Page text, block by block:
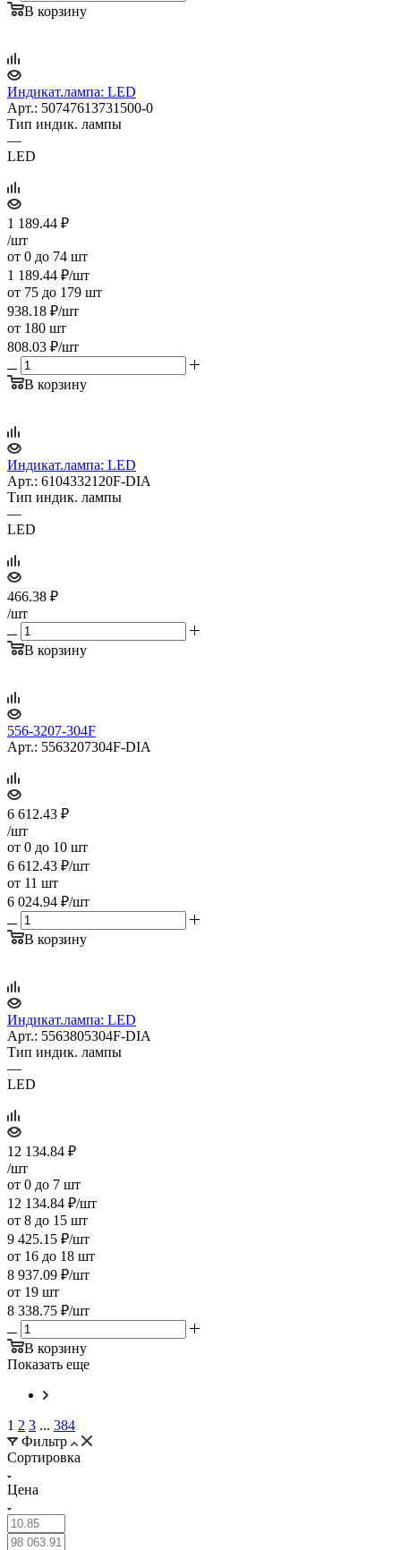
В корзину
Индикат.лампа: LED
Арт.: 50747613731500-0
Тип индик. лампы
—
LED
1 189.44 ₽
/шт
от 0 до 74 шт
1 189.44 ₽/шт
от 75 до 179 шт
938.18 ₽/шт
от 180 шт
808.03 ₽/шт
В корзину
Индикат.лампа: LED
Арт.: 6104332120F-DIA
Тип индик. лампы
—
LED
466.38 ₽
/шт
В корзину
556-3207-304F
Арт.: 5563207304F-DIA
6 612.43 ₽
/шт
от 0 до 10 шт
6 612.43 ₽/шт
от 11 шт
6 024.94 ₽/шт
В корзину
Индикат.лампа: LED
Арт.: 5563805304F-DIA
Тип индик. лампы
—
LED
12 134.84 ₽
/шт
от 0 до 7 шт
12 134.84 ₽/шт
от 8 до 15 шт
9 425.15 ₽/шт
от 16 до 18 шт
8 937.09 ₽/шт
от 19 шт
8 338.75 ₽/шт
В корзину
Показать еще
1 2 3 ... 384
Фильтр
Сортировка
Цена